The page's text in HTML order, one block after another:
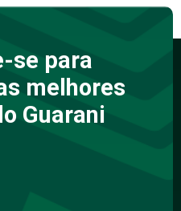
se para
melhores
Guarani